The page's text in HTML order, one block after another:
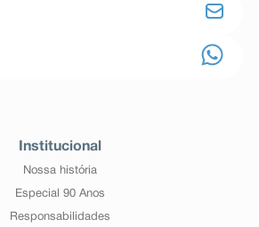
Institucional
Nossa história
Especial 90 Anos
Responsabilidades